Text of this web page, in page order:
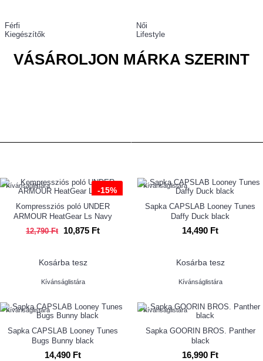
Férfi
Női
Kiegészítők
Lifestyle
VÁSÁROLJON MÁRKA SZERINT
-15%
Kívánságlistára
Kompressziós poló UNDER
ARMOUR HeatGear Ls Navy
12,790 Ft
10,875 Ft
Kosárba tesz
Kívánságlistára
Kívánságlistára
Sapka CAPSLAB Looney Tunes
Daffy Duck black
14,490 Ft
Kosárba tesz
Kívánságlistára
Kívánságlistára
Sapka CAPSLAB Looney Tunes
Bugs Bunny black
14,490 Ft
Kívánságlistára
Sapka GOORIN BROS. Panther
black
16,990 Ft